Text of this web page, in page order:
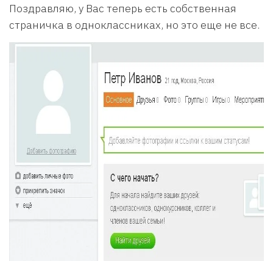
Поздравляю, у Вас теперь есть собственная
страничка в одноклассниках, но это еще не все.